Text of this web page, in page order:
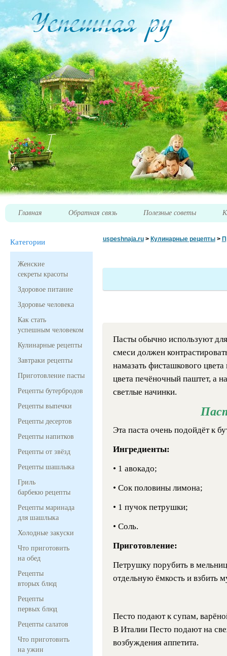
Главная Обратная связь Полезные советы
Категории
Женские
секреты красоты
Здоровое питание
Здоровье человека
Как стать
успешным человеком
Кулинарные рецепты
Завтраки рецепты
Приготовление пасты
Рецепты бутербродов
Рецепты выпечки
Рецепты десертов
Рецепты напитков
Рецепты от звёзд
Рецепты шашлыка
Гриль
барбекю рецепты
Рецепты маринада
для шашлыка
Холодные закуски
Что приготовить
на обед
Рецепты
вторых блюд
Рецепты
первых блюд
Рецепты салатов
Что приготовить
на ужин
uspeshnaja.ru> Кулинарные рецепты>
Пасты обычно используют
смеси должен
намазать фисташкового
цвета печёночный паштет, а
светлые начинки.
Эта паста очень подойдёт к
Ингредиенты:
• 1 авокадо;
• Сок половины лимона;
• 1 пучок петрушки;
• Соль.
Приготовление:
Петрушку порубить в
отдельную ёмкость и взбить
Песто подают к супам,
В Италии Песто подают на
возбуждения аппетита.